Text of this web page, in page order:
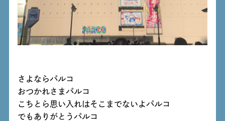
さよならパルコ
おつかれさまパルコ
こちとら思い入れはそこまでないよパルコ
でもありがとうパルコ